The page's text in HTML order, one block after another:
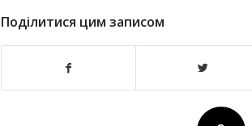
Поділитися цим записом